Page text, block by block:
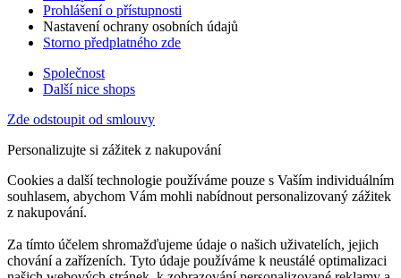
Prohlášení o přístupnosti
Nastavení ochrany osobních údajů
Storno předplatného zde
Společnost
Další nice shops
Zde odstoupit od smlouvy
Personalizujte si zážitek z nakupování
Cookies a další technologie používáme pouze s Vaším individuálním
souhlasem, abychom Vám mohli nabídnout personalizovaný zážitek
z nakupování.
Za tímto účelem shromažďujeme údaje o našich uživatelích, jejich
chování a zařízeních. Tyto údaje používáme k neustálé optimalizaci